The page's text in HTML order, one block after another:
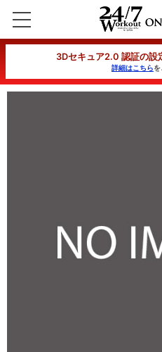
【入会金無料】ショートコース 1か月コース 一括
3Dセキュア2.0 認証の設
詳細はこちらを